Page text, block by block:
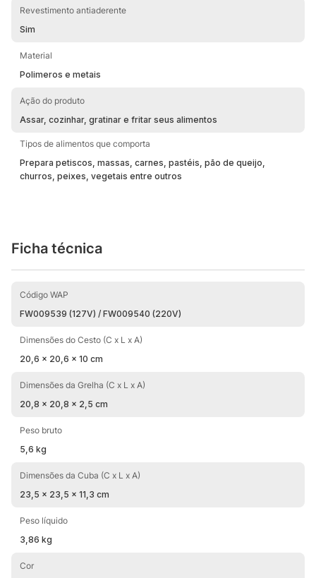
Revestimento antiaderente
Sim
Material
Polimeros e metais
Ação do produto
Assar, cozinhar, gratinar e fritar seus alimentos
Tipos de alimentos que comporta
Prepara petiscos, massas, carnes, pastéis, pão de queijo,
churros, peixes, vegetais entre outros
Ficha técnica
Código WAP
FW009539 (127V) / FW009540 (220V)
Dimensões do Cesto (C x L x A)
20,6 x 20,6 x 10 cm
Dimensões da Grelha (C x L x A)
20,8 x 20,8 x 2,5 cm
Peso bruto
5,6 kg
Dimensões da Cuba (C x L x A)
23,5 x 23,5 x 11,3 cm
Peso líquido
3,86 kg
Cor